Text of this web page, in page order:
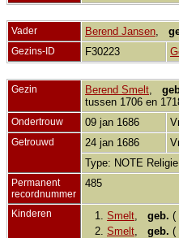
Vader Berend Jansen
Gezins-ID F30223
Gezin Berend Smelt
tussen 1706 en
Ondertrouw 09 jan 1686
Getrouwd 24 jan 1686
Type: NOTE
Permanent
recordnummer
485
Kinderen 1. Smelt geb. (
2. Smelt geb. (